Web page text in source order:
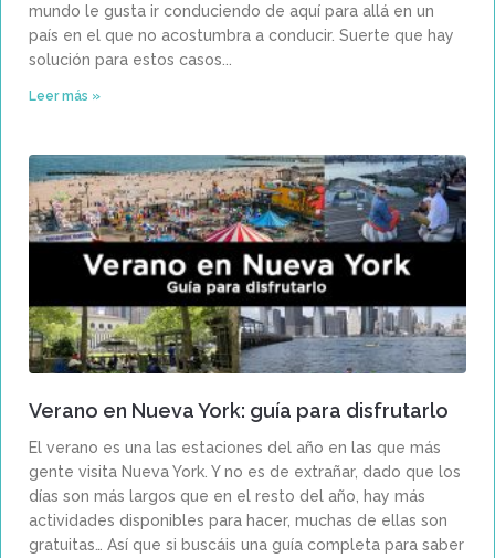
mundo le gusta ir conduciendo de aquí para allá en un
país en el que no acostumbra a conducir. Suerte que hay
solución para estos casos
Leer más »
Verano en Nueva York: guía para disfrutarlo
El verano es una las estaciones del año en las que más
gente visita Nueva York. Y no es de extrañar, dado que los
días son más largos que en el resto del año, hay más
actividades disponibles para hacer, muchas de ellas son
gratuitas… Así que si buscáis una guía completa para saber